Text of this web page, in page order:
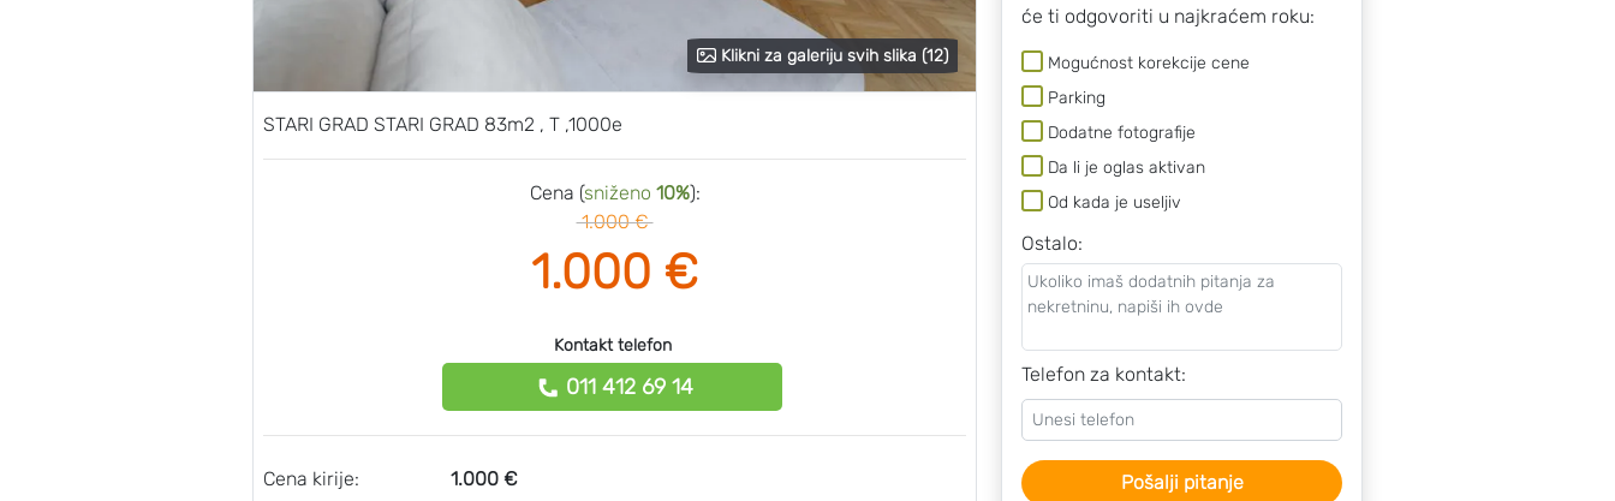
Klikni za galeriju svih slika (12)
STARI GRAD STARI GRAD 83m2 , T ,1000e
Cena (sniženo 10%):
1.000 €
1.000 €
Kontakt telefon
011 412 69 14
Cena kirije:
1.000 €
će ti odgovoriti u najkraćem roku:
Mogućnost korekcije cene
Parking
Dodatne fotografije
Da li je oglas aktivan
Od kada je useljiv
Ostalo:
Telefon za kontakt:
Pošalji pitanje